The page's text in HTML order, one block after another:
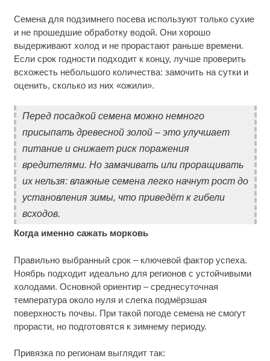
Семена для подзимнего посева используют только сухие
и не прошедшие обработку водой. Они хорошо
выдерживают холод и не прорастают раньше времени.
Если срок годности подходит к концу, лучше проверить
всхожесть небольшого количества: замочить на сутки и
оценить, сколько из них «ожили».
Перед посадкой семена можно немного
присыпать древесной золой – это улучшает
питание и снижает риск поражения
вредителями. Но замачивать или проращивать
их нельзя: влажные семена легко начнут рост до
установления зимы, что приведёт к гибели
всходов.
Когда именно сажать морковь
Правильно выбранный срок – ключевой фактор успеха.
Ноябрь подходит идеально для регионов с устойчивыми
холодами. Основной ориентир – среднесуточная
температура около нуля и слегка подмёрзшая
поверхность почвы. При такой погоде семена не смогут
прорасти, но подготовятся к зимнему периоду.
Привязка по регионам выглядит так: